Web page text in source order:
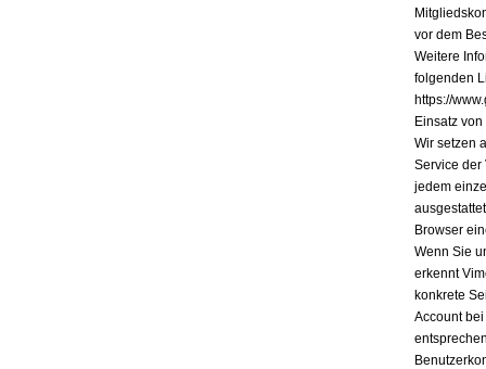
vor dem
Weitere
folgenden
https://
Einsatz
Wir setzen
Service der
jedem
Browser
Wenn Sie
erkennt
konkrete
Account